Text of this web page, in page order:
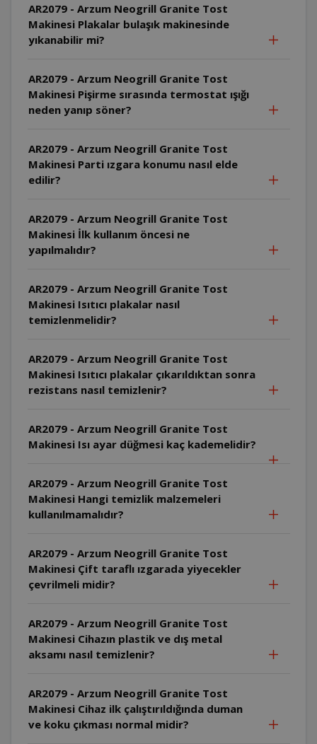
AR2079 - Arzum Neogrill Granite Tost
Makinesi Plakalar bulaşık makinesinde
yıkanabilir mi?
AR2079 - Arzum Neogrill Granite Tost
Makinesi Pişirme sırasında termostat ışığı
neden yanıp söner?
AR2079 - Arzum Neogrill Granite Tost
Makinesi Parti ızgara konumu nasıl elde
edilir?
AR2079 - Arzum Neogrill Granite Tost
Makinesi İlk kullanım öncesi ne
yapılmalıdır?
AR2079 - Arzum Neogrill Granite Tost
Makinesi Isıtıcı plakalar nasıl
temizlenmelidir?
AR2079 - Arzum Neogrill Granite Tost
Makinesi Isıtıcı plakalar çıkarıldıktan sonra
rezistans nasıl temizlenir?
AR2079 - Arzum Neogrill Granite Tost
Makinesi Isı ayar düğmesi kaç kademelidir?
AR2079 - Arzum Neogrill Granite Tost
Makinesi Hangi temizlik malzemeleri
kullanılmamalıdır?
AR2079 - Arzum Neogrill Granite Tost
Makinesi Çift taraflı ızgarada yiyecekler
çevrilmeli midir?
AR2079 - Arzum Neogrill Granite Tost
Makinesi Cihazın plastik ve dış metal
aksamı nasıl temizlenir?
AR2079 - Arzum Neogrill Granite Tost
Makinesi Cihaz ilk çalıştırıldığında duman
ve koku çıkması normal midir?